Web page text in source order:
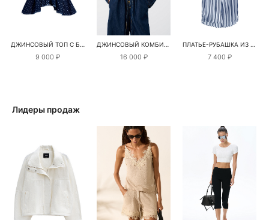
ДЖИНСОВЫЙ ТОП С БАСКОЙ В ГОРОХ
9 000 ₽
ДЖИНСОВЫЙ КОМБИНЕЗОН
16 000 ₽
ПЛАТЬЕ-РУБАШКА ИЗ 100% ХЛОПКА
7 400 ₽
Лидеры продаж